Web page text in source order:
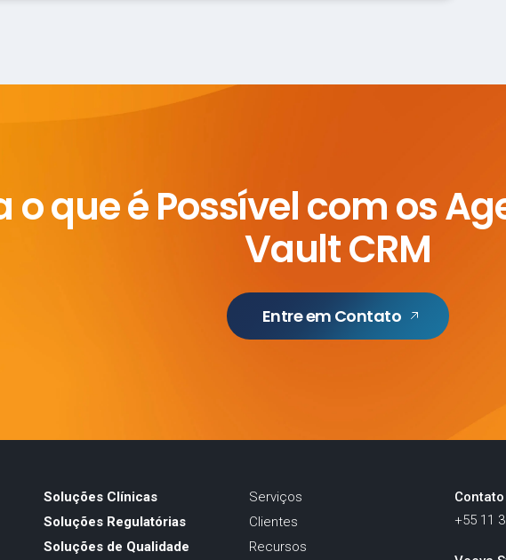
o que é Possível com os
Vault CRM
Entre em Contato
Soluções Clínicas
Soluções Regulatórias
Soluções de Qualidade
Serviços
Clientes
Recursos
+55 11